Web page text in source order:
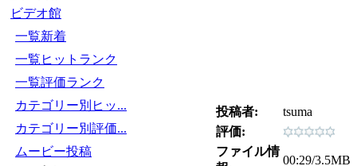
ビデオ館
一覧新着
一覧ヒットランク
一覧評価ランク
カテゴリー別ヒッ...
カテゴリー別評価...
ムービー投稿
投稿者:
tsuma
評価:
ファイル情
00:29/3.5MB